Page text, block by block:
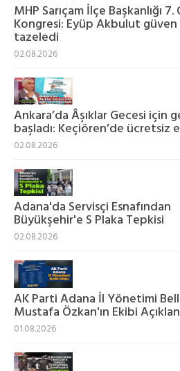
MHP Sarıçam İlçe Başkanlığı
Kongresi: Eyüp Akbulut güven
tazeledi
02.08.2026
Ankara’da Âşıklar Gecesi için
başladı: Keçiören’de ücretsiz
02.08.2026
Adana'da Servisçi Esnafından
Büyükşehir'e S Plaka Tepkisi
02.08.2026
AK Parti Adana İl Yönetimi
Mustafa Özkan'ın Ekibi
01.08.2026